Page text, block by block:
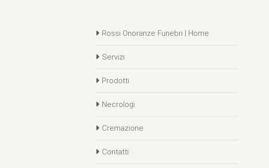
Rossi Onoranze Funebri | Home
Servizi
Prodotti
Necrologi
Cremazione
Contatti